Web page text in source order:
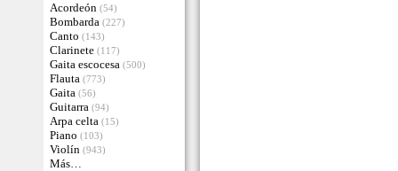
Acordeón (54)
Bombarda (227)
Canto (143)
Clarinete (117)
Gaita escocesa (500)
Flauta (773)
Gaita (56)
Guitarra (94)
Arpa celta (15)
Piano (103)
Violín (943)
Más…